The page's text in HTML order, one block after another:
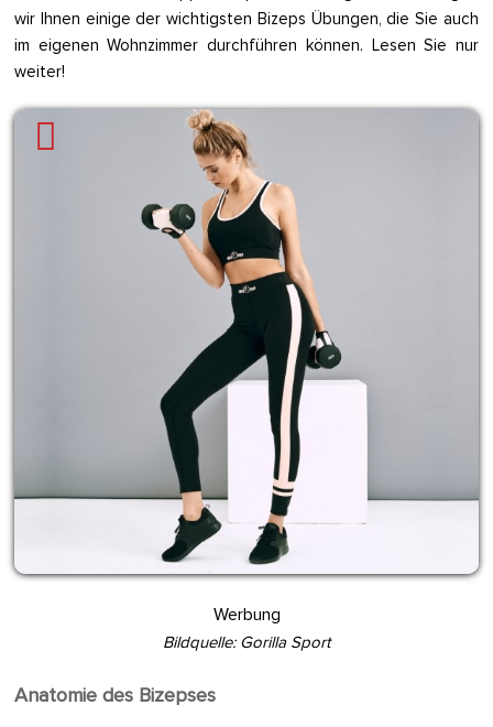
wir Ihnen einige der wichtigsten Bizeps Übungen, die Sie auch
im eigenen Wohnzimmer durchführen können. Lesen Sie nur
weiter!
Werbung
Bildquelle: Gorilla Sport
Anatomie des Bizepses